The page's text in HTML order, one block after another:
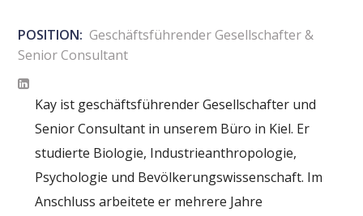
POSITION: Geschäftsführender Gesellschafter &
Senior Consultant
Kay ist geschäftsführender Gesellschafter und
Senior Consultant in unserem Büro in Kiel. Er
studierte Biologie, Industrieanthropologie,
Psychologie und Bevölkerungswissenschaft. Im
Anschluss arbeitete er mehrere Jahre